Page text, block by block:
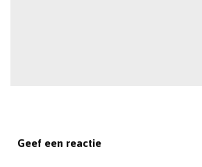
Geef een reactie